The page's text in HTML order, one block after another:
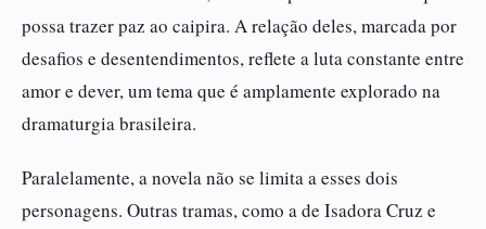
possa trazer paz ao caipira. A relação deles, marcada por
desafios e desentendimentos, reflete a luta constante entre
amor e dever, um tema que é amplamente explorado na
dramaturgia brasileira.
Paralelamente, a novela não se limita a esses dois
personagens. Outras tramas, como a de Isadora Cruz e